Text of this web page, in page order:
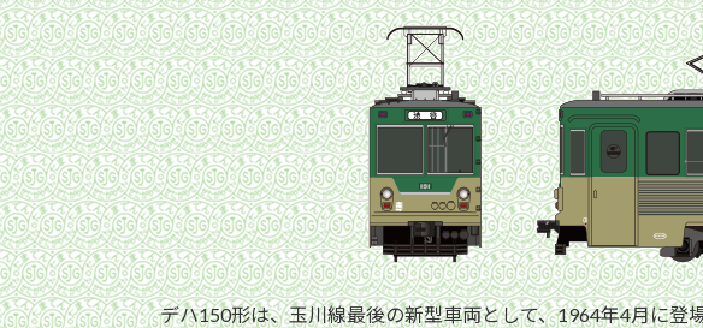
デハ150形は、玉川線最後の新型車両として、1964年4月に登